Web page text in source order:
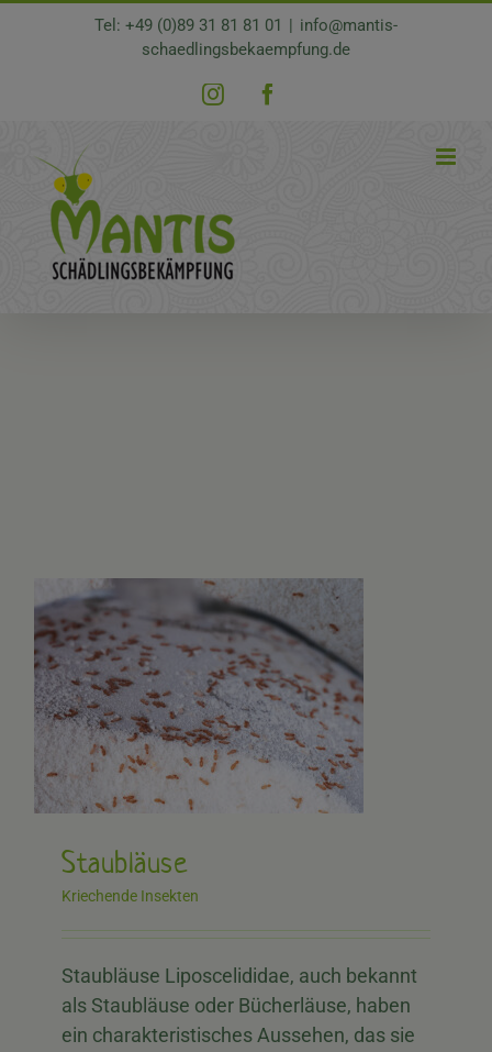
Tel: +49 (0)89 31 81 81 01 | info@mantis-
schaedlingsbekaempfung.de
Instagram
Staubläuse
Kriechende Insekten
Staubläuse Liposcelididae, auch bekannt
als Staubläuse oder Bücherläuse, haben
ein charakteristisches Aussehen, das sie